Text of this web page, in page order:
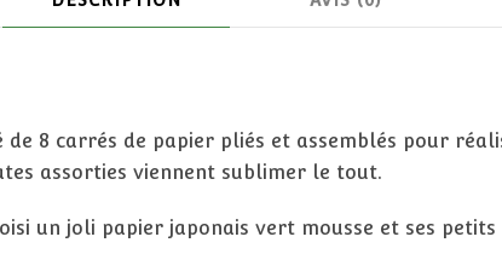
de 8 carrés de papier pliés et assemblés pour
assorties viennent sublimer le tout.
un joli papier japonais vert mousse et ses